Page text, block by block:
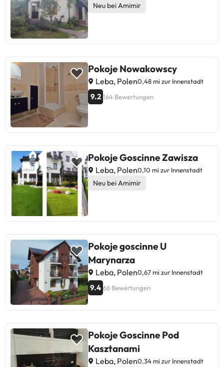
Neu bei Amimir
Pokoje Nowakowscy
Leba, Polen0,48 mi zur Innenstadt
9.2 164 Bewertungen
Pokoje Goscinne Zawisza
Leba, Polen0,10 mi zur Innenstadt
Neu bei Amimir
Pokoje goscinne U
Marynarza
Leba, Polen0,67 mi zur Innenstadt
9.4 66 Bewertungen
Pokoje Goscinne Pod
Kasztanami
Leba, Polen0,34 mi zur Innenstadt